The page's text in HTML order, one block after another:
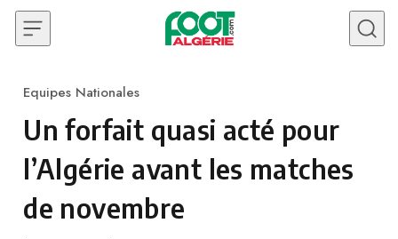
Skip to content
Category
Equipes Nationales
Un forfait quasi acté pour
l’Algérie avant les matches
de novembre